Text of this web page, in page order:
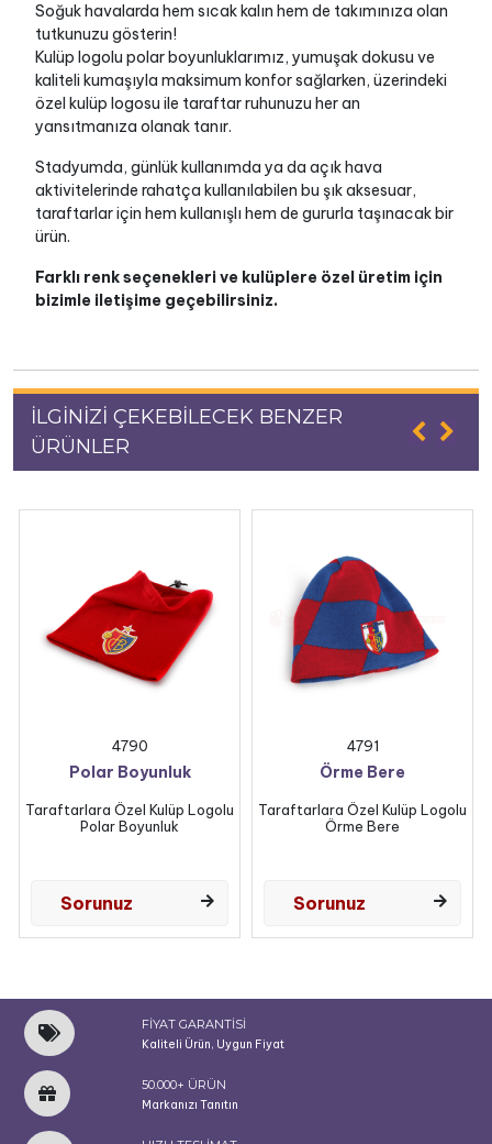
Soğuk havalarda hem sıcak kalın hem de takımınıza olan
tutkunuzu gösterin!
Kulüp logolu polar boyunluklarımız, yumuşak dokusu ve
kaliteli kumaşıyla maksimum konfor sağlarken, üzerindeki
özel kulüp logosu ile taraftar ruhunuzu her an
yansıtmanıza olanak tanır.
Stadyumda, günlük kullanımda ya da açık hava
aktivitelerinde rahatça kullanılabilen bu şık aksesuar,
taraftarlar için hem kullanışlı hem de gururla taşınacak bir
ürün.
Farklı renk seçenekleri ve kulüplere özel üretim için
bizimle iletişime geçebilirsiniz.
İLGİNİZİ ÇEKEBİLECEK BENZER
ÜRÜNLER
4790
Polar Boyunluk
Taraftarlara Özel Kulüp Logolu
Polar Boyunluk
Sorunuz
4791
Örme Bere
Taraftarlara Özel Kulüp Logolu
Örme Bere
Sorunuz
FİYAT GARANTİSİ
Kaliteli Ürün, Uygun Fiyat
50.000+ ÜRÜN
Markanızı Tanıtın